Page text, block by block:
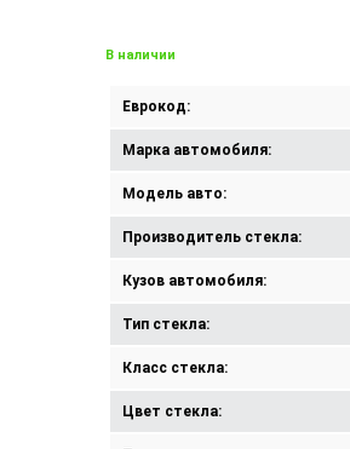
В наличии
Еврокод:
Марка автомобиля:
Модель авто:
Производитель стекла:
Кузов автомобиля:
Тип стекла:
Класс стекла:
Цвет стекла: